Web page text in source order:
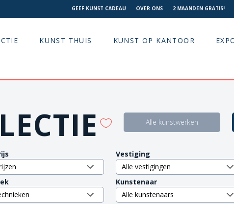
GEEF KUNST CADEAU OVER ONS 2 MAANDEN GRATIS!
KUNST THUIS KUNST OP KANTOOR
Alle kunstwerken
Vestiging
Kunstenaar